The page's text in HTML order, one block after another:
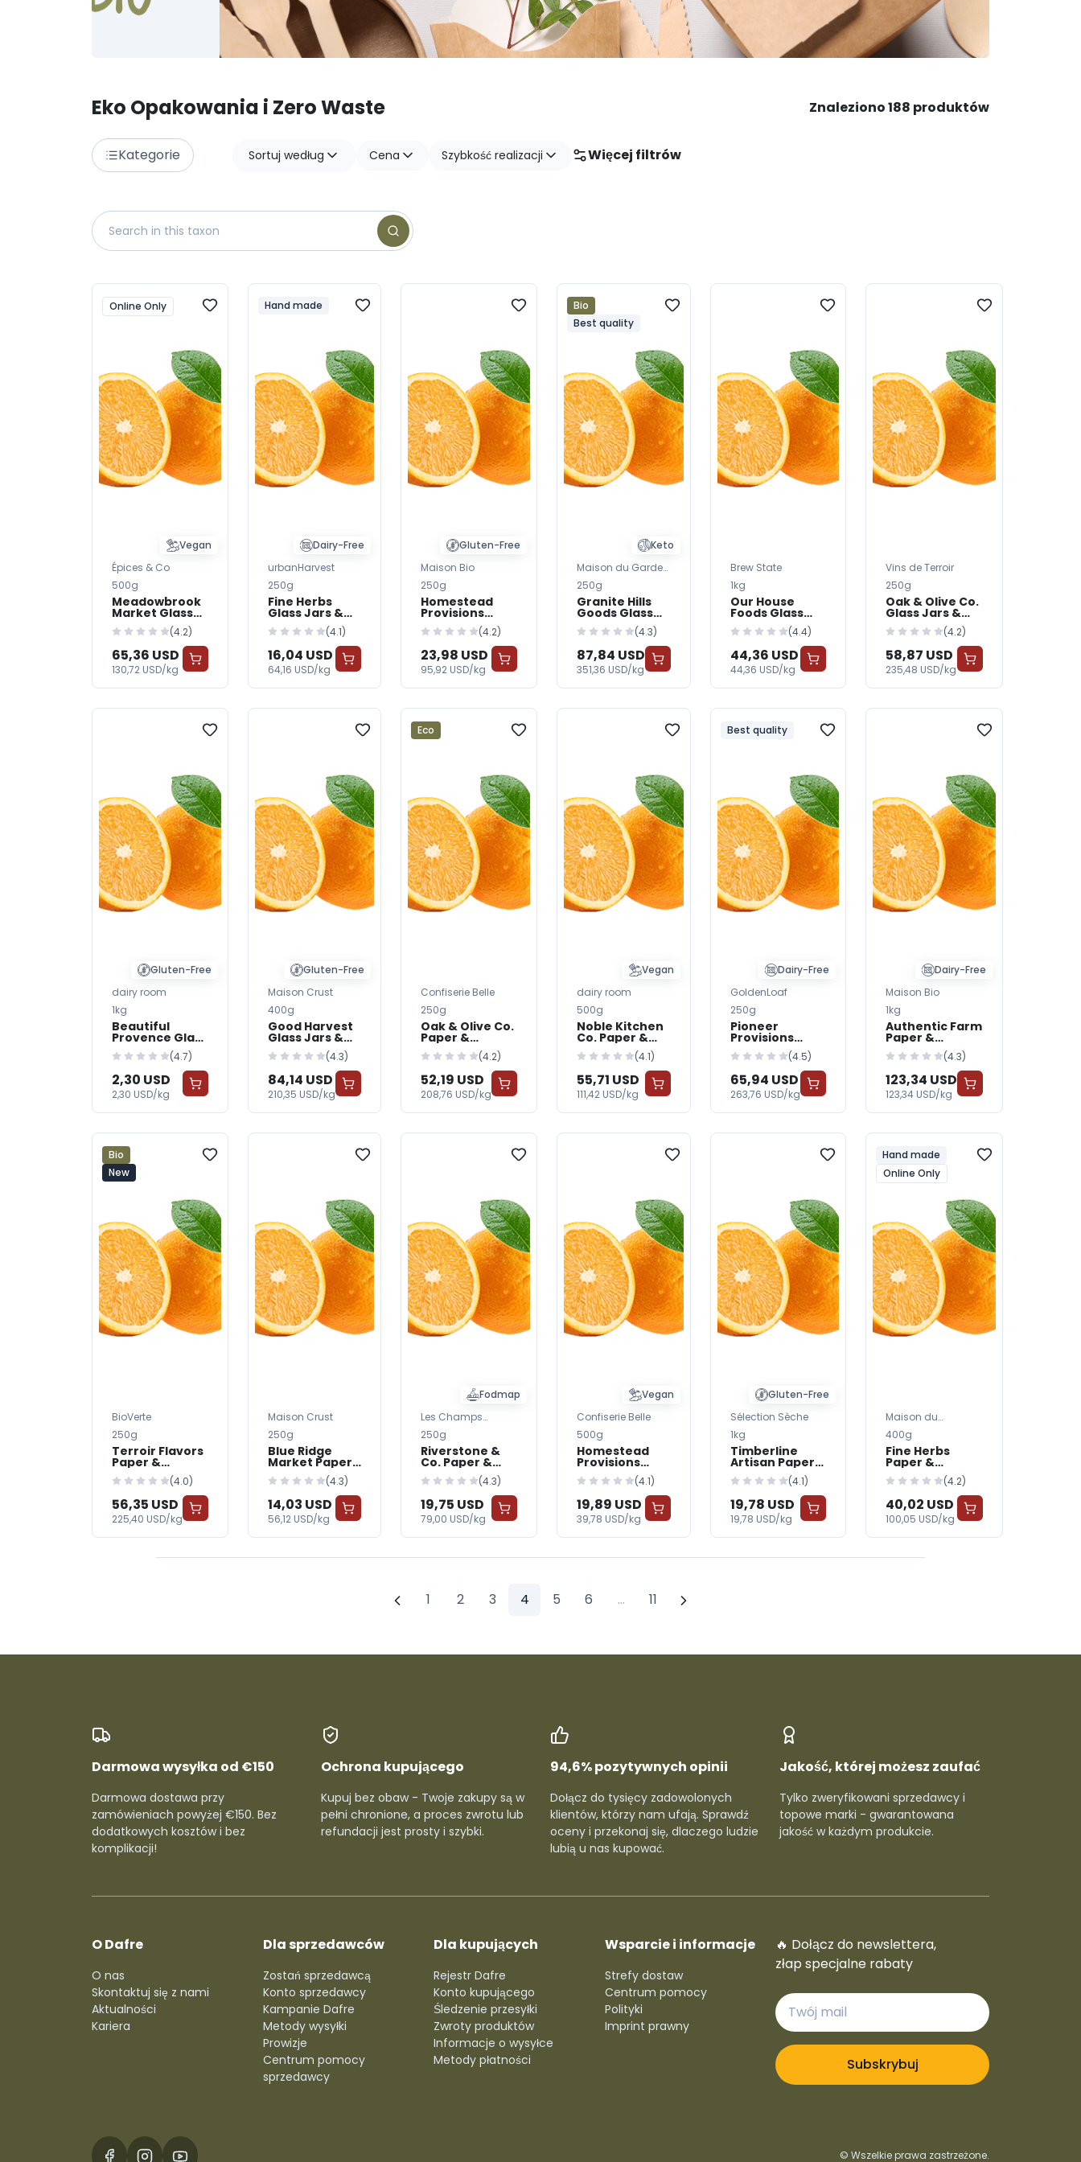
Eko Opakowania i Zero Waste Znaleziono 188 produktów
Kategorie Sortuj według Cena Szybkość realizacji Więcej filtrów
Online Only
Vegan
Épices & Co
500g
Meadowbrook
Market Glass
Jars & Bottles
— BabyWorld -
Organic
(4.2)
65,36 USD
130,72 USD/kg
Hand made
Dairy-Free
urbanHarvest
250g
Fine Herbs
Glass Jars &
Bottles —
BabyWorld(4.1)
16,04 USD
64,16 USD/kg
Gluten-Free
Maison Bio
250g
Homestead
Provisions
Glass Jars &
Bottles —
BabyWorld
(4.2)
23,98 USD
95,92 USD/kg
Bio
Best quality
Keto
Maison du Garde-
Manger
250g
Granite Hills
Goods Glass
Jars & Bottles
— BabyWorld
(4.3)
87,84 USD
351,36 USD/kg
Brew State
1kg
Our House
Foods Glass
Jars & Bottles
— BabyWorld
(4.4)
44,36 USD
44,36 USD/kg
Vins de Terroir
250g
Oak & Olive Co.
Glass Jars &
Bottles —
BabyWorld(4.2)
58,87 USD
235,48 USD/kg
Gluten-Free
dairy room
1kg
Beautiful
Provence Glass
Jars & Bottles
— BabyWorld
(4.7)
2,30 USD
2,30 USD/kg
Gluten-Free
Maison Crust
400g
Good Harvest
Glass Jars &
Bottles —
BabyWorld(4.3)
84,14 USD
210,35 USD/kg
Eco
Confiserie Belle
250g
Oak & Olive Co.
Paper &
Cardboard
Packaging —
BabyWorld
(4.2)
52,19 USD
208,76 USD/kg
Vegan
dairy room
500g
Noble Kitchen
Co. Paper &
Cardboard
Packaging —
BabyWorld
(4.1)
55,71 USD
111,42 USD/kg
Best quality
Dairy-Free
GoldenLoaf
250g
Pioneer
Provisions
Paper &
Cardboard
Packaging —
BabyWorld
(4.5)
65,94 USD
263,76 USD/kg
Dairy-Free
Maison Bio
1kg
Authentic Farm
Paper &
Cardboard
Packaging —
BabyWorld
(4.3)
123,34 USD
123,34 USD/kg
Bio
New
BioVerte
250g
Terroir Flavors
Paper &
Cardboard
Packaging —
BabyWorld
(4.0)
56,35 USD
225,40 USD/kg
Maison Crust
250g
Blue Ridge
Market Paper
& Cardboard
Packaging —
BabyWorld
(4.3)
14,03 USD
56,12 USD/kg
Fodmap
Les Champs
Naturels
250g
Riverstone &
Co. Paper &
Cardboard
Packaging —
BabyWorld
(4.3)
19,75 USD
79,00 USD/kg
Vegan
Confiserie Belle
500g
Homestead
Provisions
Paper &
Cardboard
Packaging —
BabyWorld
(4.1)
19,89 USD
39,78 USD/kg
Gluten-Free
Sélection Sèche
1kg
Timberline
Artisan Paper
& Cardboard
Packaging —
BabyWorld
(4.1)
19,78 USD
19,78 USD/kg
Hand made
Online Only
Maison du
Fromage
400g
Fine Herbs
Paper &
Cardboard
Packaging —
BabyWorld
(4.2)
40,02 USD
100,05 USD/kg
1 2 3 4 5 6 ... 11
Darmowa wysyłka od €150
Darmowa dostawa przy
zamówieniach powyżej €150. Bez
dodatkowych kosztów i bez
komplikacji!
Ochrona kupującego
Kupuj bez obaw - Twoje zakupy są w
pełni chronione, a proces zwrotu lub
refundacji jest prosty i szybki.
94,6% pozytywnych opinii
Dołącz do tysięcy zadowolonych
klientów, którzy nam ufają. Sprawdź
oceny i przekonaj się, dlaczego ludzie
lubią u nas kupować.
Jakość, której możesz zaufać
Tylko zweryfikowani sprzedawcy i
topowe marki - gwarantowana
jakość w każdym produkcie.
O Dafre
O nas
Skontaktuj się z nami
Aktualności
Kariera
Dla sprzedawców
Zostań sprzedawcą
Konto sprzedawcy
Kampanie Dafre
Metody wysyłki
Prowizje
Centrum pomocy
sprzedawcy
Dla kupujących
Rejestr Dafre
Konto kupującego
Śledzenie przesyłki
Zwroty produktów
Informacje o wysyłce
Metody płatności
Wsparcie i informacje
Strefy dostaw
Centrum pomocy
Polityki
Imprint prawny
🔥 Dołącz do newslettera,
złap specjalne rabaty
Subskrybuj
© Wszelkie prawa zastrzeżone.